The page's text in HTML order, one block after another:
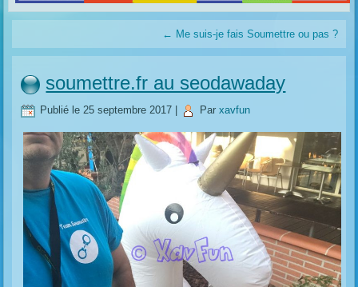
← Me suis-je fais Soumettre ou pas ?
soumettre.fr au seodawaday
Publié le 25 septembre 2017 Par xavfun